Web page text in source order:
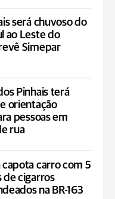
será chuvoso do
ao Leste do
Simepar
Pinhais terá
orientação
pessoas em
rua
carro com 5
de cigarros
na BR-163